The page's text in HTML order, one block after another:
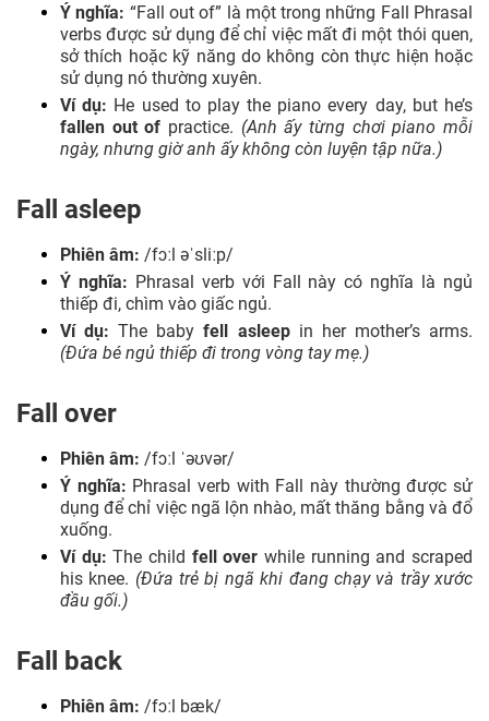
Ý nghĩa: “Fall out of” là một trong những Fall Phrasal
verbs được sử dụng để chỉ việc mất đi một thói quen,
sở thích hoặc kỹ năng do không còn thực hiện hoặc
sử dụng nó thường xuyên.
Ví dụ: He used to play the piano every day, but he’s
fallen out of practice. (Anh ấy từng chơi piano mỗi
ngày, nhưng giờ anh ấy không còn luyện tập nữa.)
Fall asleep
Phiên âm: /fɔːl əˈsliːp/
Ý nghĩa: Phrasal verb với Fall này có nghĩa là ngủ
thiếp đi, chìm vào giấc ngủ.
Ví dụ: The babyfell asleepin her mother’s arms.
(Đứa bé ngủ thiếp đi trong vòng tay mẹ.)
Fall over
Phiên âm: /fɔːl ˈəʊvər/
Ý nghĩa: Phrasal verb with Fall này thường được sử
dụng để chỉ việc ngã lộn nhào, mất thăng bằng và đổ
xuống.
Ví dụ: The child fell over while running and scraped
his knee. (Đứa trẻ bị ngã khi đang chạy và trầy xước
đầu gối.)
Fall back
Phiên âm: /fɔːl bæk/